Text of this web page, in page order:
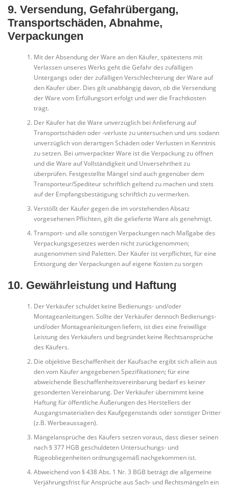
9. Versendung, Gefahrübergang,
Transportschäden, Abnahme,
Verpackungen
Mit der Absendung der Ware an den Käufer, spätestens mit
Verlassen unseres Werks geht die Gefahr des zufälligen
Untergangs oder der zufälligen Verschlechterung der Ware auf
den Käufer über. Dies gilt unabhängig davon, ob die Versendung
der Ware vom Erfüllungsort erfolgt und wer die Frachtkosten
trägt.
Der Käufer hat die Ware unverzüglich bei Anlieferung auf
Transportschäden oder -verluste zu untersuchen und uns sodann
unverzüglich von derartigen Schäden oder Verlusten in Kenntnis
zu setzen. Bei umverpackter Ware ist die Verpackung zu öffnen
und die Ware auf Vollständigkeit und Unversehrtheit zu
überprüfen. Festgestellte Mängel sind auch gegenüber dem
Transporteur/Spediteur schriftlich geltend zu machen und stets
auf der Empfangsbestätigung schriftlich zu vermerken.
Verstößt der Käufer gegen die im vorstehenden Absatz
vorgesehenen Pflichten, gilt die gelieferte Ware als genehmigt.
Transport- und alle sonstigen Verpackungen nach Maßgabe des
Verpackungsgesetzes werden nicht zurückgenommen;
ausgenommen sind Paletten. Der Käufer ist verpflichtet, für eine
Entsorgung der Verpackungen auf eigene Kosten zu sorgen
10. Gewährleistung und Haftung
Der Verkäufer schuldet keine Bedienungs- und/oder
Montageanleitungen. Sollte der Verkäufer dennoch Bedienungs-
und/oder Montageanleitungen liefern, ist dies eine freiwillige
Leistung des Verkäufers und begründet keine Rechtsansprüche
des Käufers.
Die objektive Beschaffenheit der Kaufsache ergibt sich allein aus
den vom Käufer angegebenen Spezifikationen; für eine
abweichende Beschaffenheitsvereinbarung bedarf es keiner
gesonderten Vereinbarung. Der Verkäufer übernimmt keine
Haftung für öffentliche Äußerungen des Herstellers der
Ausgangsmaterialien des Kaufgegenstands oder sonstiger Dritter
(z.B. Werbeaussagen).
Mängelansprüche des Käufers setzen voraus, dass dieser seinen
nach § 377 HGB geschuldeten Untersuchungs- und
Rügeobliegenheiten ordnungsgemäß nachgekommen ist.
Abweichend von § 438 Abs. 1 Nr. 3 BGB beträgt die allgemeine
Verjährungsfrist für Ansprüche aus Sach- und Rechtsmängeln ein